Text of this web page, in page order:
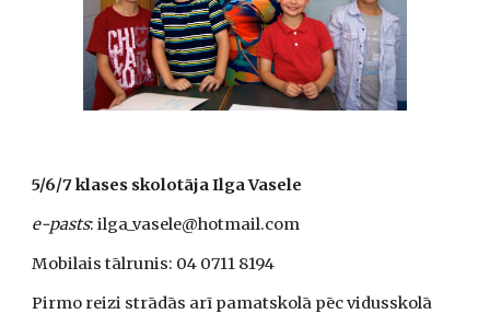
5/6/7 klases skolotāja Ilga Vasele
e-pasts: ilga_vasele@hotmail.com
Mobilais tālrunis: 04 0711 8194
Pirmo reizi strādās arī pamatskolā pēc vidusskolā